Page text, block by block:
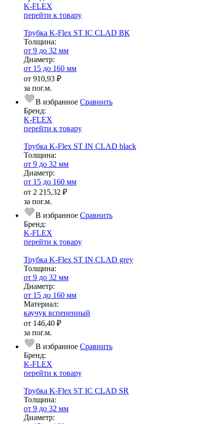
K-FLEX
перейти к товару
Трубка K-Flex ST IC CLAD ВК
Тол­щи­на:
от 9 до 32 мм
Диаметр:
от 15 до 160 мм
от 910,93 ₽
за пог.м.
В избранное Сравнить
Бренд:
K-FLEX
перейти к товару
Трубка K-Flex ST IN CLAD black
Тол­щи­на:
от 9 до 32 мм
Диаметр:
от 15 до 160 мм
от 2 215,32 ₽
за пог.м.
В избранное Сравнить
Бренд:
K-FLEX
перейти к товару
Трубка K-Flex ST IN CLAD grey
Тол­щи­на:
от 9 до 32 мм
Диаметр:
от 15 до 160 мм
Ма­­те­­ри­­ал:
каучук вспененный
от 146,40 ₽
за пог.м.
В избранное Сравнить
Бренд:
K-FLEX
перейти к товару
Трубка K-Flex ST IС CLAD SR
Тол­щи­на:
от 9 до 32 мм
Диаметр: